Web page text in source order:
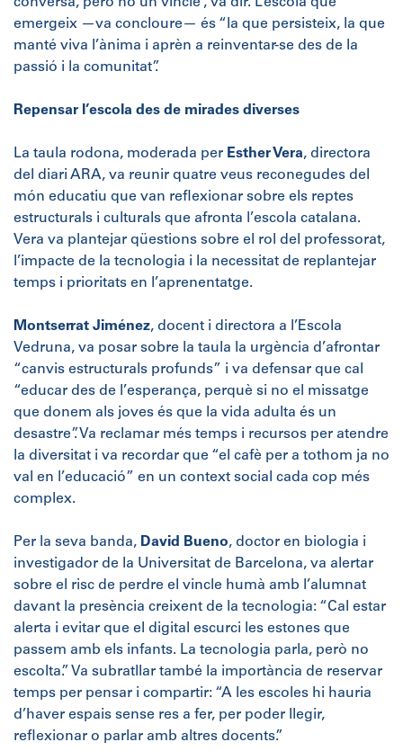
conversa, però no un vincle”, va dir. L’escola que
emergeix —va concloure— és “la que persisteix, la que
manté viva l’ànima i aprèn a reinventar-se des de la
passió i la comunitat”.
Repensar l’escola des de mirades diverses
La taula rodona, moderada per Esther Vera, directora
del diari ARA, va reunir quatre veus reconegudes del
món educatiu que van reflexionar sobre els reptes
estructurals i culturals que afronta l’escola catalana.
Vera va plantejar qüestions sobre el rol del professorat,
l’impacte de la tecnologia i la necessitat de replantejar
temps i prioritats en l’aprenentatge.
Montserrat Jiménez, docent i directora a l’Escola
Vedruna, va posar sobre la taula la urgència d’afrontar
“canvis estructurals profunds” i va defensar que cal
“educar des de l’esperança, perquè si no el missatge
que donem als joves és que la vida adulta és un
desastre”. Va reclamar més temps i recursos per atendre
la diversitat i va recordar que “el cafè per a tothom ja no
val en l’educació” en un context social cada cop més
complex.
Per la seva banda, David Bueno, doctor en biologia i
investigador de la Universitat de Barcelona, va alertar
sobre el risc de perdre el vincle humà amb l’alumnat
davant la presència creixent de la tecnologia: “Cal estar
alerta i evitar que el digital escurci les estones que
passem amb els infants. La tecnologia parla, però no
escolta.” Va subratllar també la importància de reservar
temps per pensar i compartir: “A les escoles hi hauria
d’haver espais sense res a fer, per poder llegir,
reflexionar o parlar amb altres docents.”